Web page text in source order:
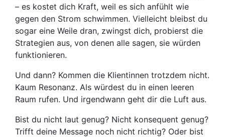
– es kostet dich Kraft, weil es sich anfühlt wie
gegen den Strom schwimmen. Vielleicht bleibst du
sogar eine Weile dran, zwingst dich, probierst die
Strategien aus, von denen alle sagen, sie würden
funktionieren.
Und dann? Kommen die Klientinnen trotzdem nicht.
Kaum Resonanz. Als würdest du in einen leeren
Raum rufen. Und irgendwann geht dir die Luft aus.
Bist du nicht laut genug? Nicht konsequent genug?
Trifft deine Message noch nicht richtig? Oder bist